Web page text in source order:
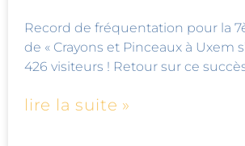
Record de fréquentation pour la
de « Crayons et Pinceaux à Uxem
426 visiteurs ! Retour sur ce
lire la suite »